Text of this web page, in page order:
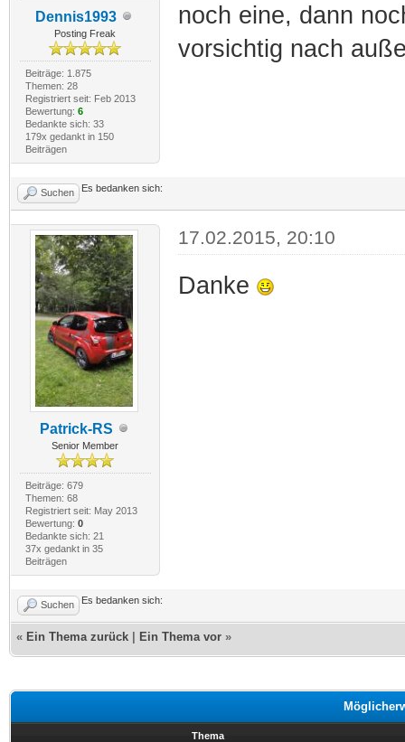
Dennis1993
Posting Freak
Beiträge: 1.875
Themen: 28
Registriert seit: Feb 2013
Bewertung: 6
Bedankte sich: 33
179x gedankt in 150
Beiträgen
noch eine, dann
vorsichtig nach
Suchen Es bedanken sich:
Patrick-RS
Senior Member
Beiträge: 679
Themen: 68
Registriert seit: May 2013
Bewertung: 0
Bedankte sich: 21
37x gedankt in 35
Beiträgen
17.02.2015, 20:10
Danke
Suchen Es bedanken sich:
« Ein Thema zurück Ein Thema vor »
Thema